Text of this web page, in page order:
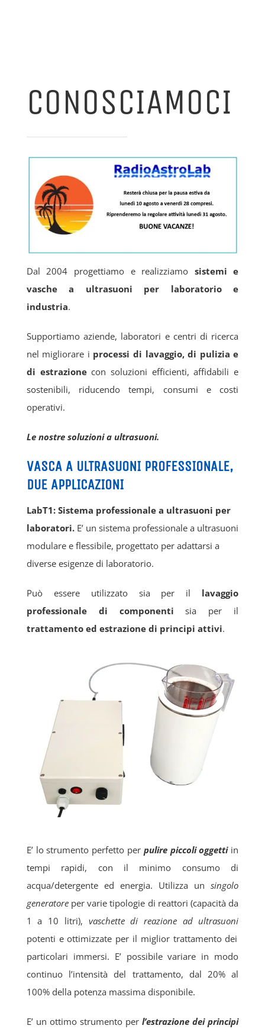
CONOSCIAMOCI
Dal 2004 progettiamo e realizziamo sistemi e
vasche a ultrasuoni per laboratorio e
industria.
Supportiamo aziende, laboratori e centri di ricerca
nel migliorare i processi di lavaggio, di pulizia e
di estrazionecon soluzioni efficienti, affidabili e
sostenibili, riducendo tempi, consumi e costi
operativi.
Le nostre soluzioni a ultrasuoni.
VASCA A ULTRASUONI PROFESSIONALE,
DUE APPLICAZIONI
LabT1: Sistema professionale a ultrasuoni per
laboratori. E’ un sistema professionale a ultrasuoni
modulare e flessibile, progettato per adattarsi a
diverse esigenze di laboratorio.
Può essere utilizzato sia per il lavaggio
professionale di componenti sia per il
trattamento ed estrazione di principi attivi.
E’ lo strumento perfetto per pulire piccoli oggettiin
tempi rapidi, con il minimo consumo di
acqua/detergente ed energia. Utilizza unsingolo
generatoreper varie tipologie di reattori (capacità da
1 a 10 litri), vaschette di reazione ad ultrasuoni
potenti e ottimizzate per il miglior trattamento dei
particolari immersi. E’ possibile variare in modo
continuo l’intensità del trattamento, dal 20% al
100% della potenza massima disponibile.
E’ un ottimo strumento perl’estrazione dei principi